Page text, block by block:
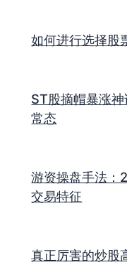
如何进行选择股
ST股摘帽暴涨
常态
游资操盘手法：
交易特征
真正厉害的炒股